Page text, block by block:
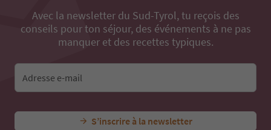
43
45
47
Avec la newsletter du Sud-Tyrol, tu reçois des
conseils pour ton séjour, des événements à ne pas
manquer et des recettes typiques.
Adresse e-mail
S’inscrire à la newsletter